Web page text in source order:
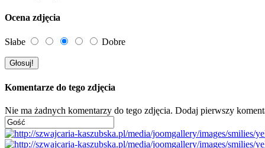
Ocena zdjęcia
Słabe Dobre
Komentarze do tego zdjęcia
Nie ma żadnych komentarzy do tego zdjęcia. Dodaj pierwszy